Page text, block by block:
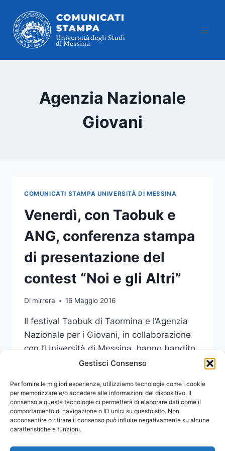
Gestisci Consenso
Per fornire le migliori esperienze, utilizziamo tecnologie come i cookie
per memorizzare e/o accedere alle informazioni del dispositivo. Il
consenso a queste tecnologie ci permetterà di elaborare dati come il
comportamento di navigazione o ID unici su questo sito. Non
acconsentire o ritirare il consenso può influire negativamente su alcune
caratteristiche e funzioni.
contenuto
Agenzia Nazionale
Giovani
COMUNICATI STAMPA UNIVERSITÀ DI MESSINA
Venerdì, con Taobuk e
ANG, conferenza stampa
di presentazione del
contest “Noi e gli Altri”
Di mirrera 16 Maggio 2016
Il festival Taobuk di Taormina e l’Agenzia
Nazionale per i Giovani, in collaborazione
con l’Università di Messina, hanno bandito
un contest denominato “Noi e gli Altri”.
LEGGI DI PIÙVENERDÌ,
CON
TAOBUK
E
ANG,
STAMPA